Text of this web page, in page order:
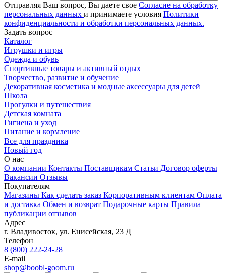
Отправляя Ваш вопрос, Вы даете свое Согласие на обработку
персональных данных и принимаете условия Политики
конфиденциальности и обработки персональных данных.
Задать вопрос
Каталог
Игрушки и игры
Одежда и обувь
Спортивные товары и активный отдых
Творчество, развитие и обучение
Декоративная косметика и модные аксессуары для детей
Школа
Прогулки и путешествия
Детская комната
Гигиена и уход
Питание и кормление
Все для праздника
Новый год
О нас
О компании Контакты Поставщикам Статьи Договор оферты
Вакансии Отзывы
Покупателям
Магазины Как сделать заказ Корпоративным клиентам Оплата
и доставка Обмен и возврат Подарочные карты Правила
публикации отзывов
Адрес
г. Владивосток, ул. Енисейская, 23 Д
Телефон
8 (800) 222-24-28
E-mail
shop@boobl-goom.ru